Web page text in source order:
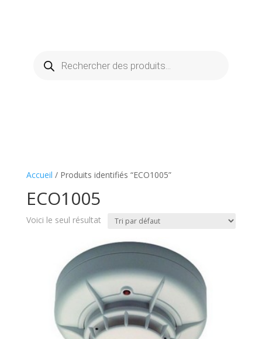
produits
Accueil / Produits identifiés “ECO1005”
ECO1005
Voici le seul résultat